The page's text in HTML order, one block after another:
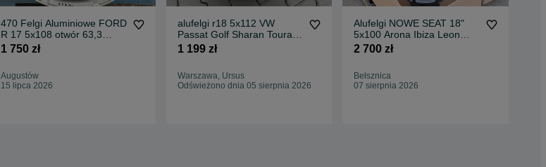
470 Felgi Aluminiowe FORD
R 17 5x108 otwór 63,3
NOWE
1 750 zł
Augustów
15 lipca 2026
alufelgi r18 5x112 VW
Passat Golf Sharan Touran
Tiguan CC Arteon inne
1 199 zł
Warszawa, Ursus
Odświeżono dnia 05 sierpnia 2026
Alufelgi NOWE SEAT 18"
5x100 Arona Ibiza Leon
Toledo Cordoba Oryginał
2 700 zł
Bełsznica
07 sierpnia 2026